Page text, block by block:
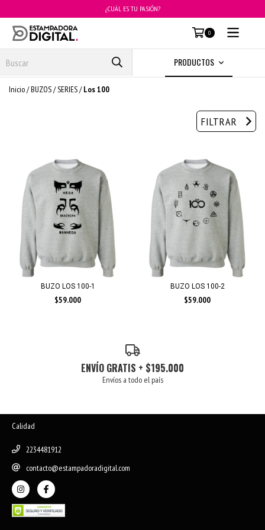
¿CUÁL ES TU PASIÓN?
0
PRODUCTOS
Inicio/BUZOS/SERIES/ Los 100
FILTRAR
BUZO LOS 100-1
$59.000
BUZO LOS 100-2
$59.000
ENVÍO GRATIS + $195.000
Envíos a todo el país
Calidad
2234481912
contacto@estampadoradigital.com